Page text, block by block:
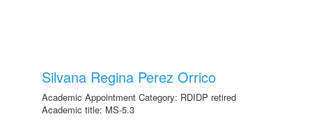
Silvana Regina Perez Orrico
Academic Appointment Category: RDIDP retired
Academic title: MS-5.3